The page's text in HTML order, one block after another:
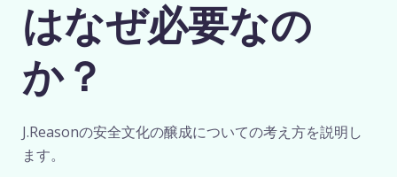
はなぜ必要なの
か？
J.Reasonの安全文化の醸成についての考え方を説明し
ます。